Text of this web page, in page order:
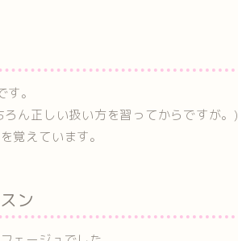
。
ん正しい扱い方を習ってからですが。)
覚えています。
ン